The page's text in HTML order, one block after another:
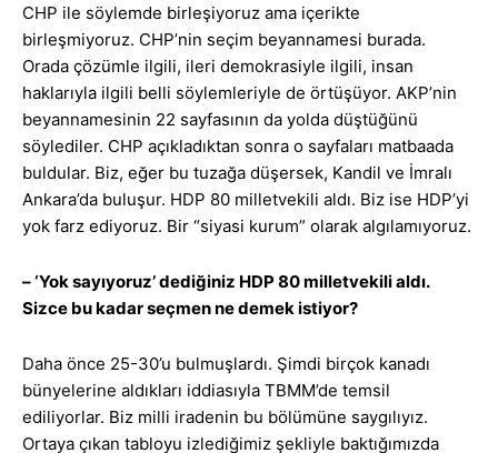
CHP ile söylemde birleşiyoruz ama içerikte
birleşmiyoruz. CHP’nin seçim beyannamesi burada.
Orada çözümle ilgili, ileri demokrasiyle ilgili, insan
haklarıyla ilgili belli söylemleriyle de örtüşüyor. AKP’nin
beyannamesinin 22 sayfasının da yolda düştüğünü
söylediler. CHP açıkladıktan sonra o sayfaları matbaada
buldular. Biz, eğer bu tuzağa düşersek, Kandil ve İmralı
Ankara’da buluşur. HDP 80 milletvekili aldı. Biz ise HDP’yi
yok farz ediyoruz. Bir “siyasi kurum” olarak algılamıyoruz.
– ‘Yok sayıyoruz’ dediğiniz HDP 80 milletvekili aldı.
Sizce bu kadar seçmen ne demek istiyor?
Daha önce 25-30’u bulmuşlardı. Şimdi birçok kanadı
bünyelerine aldıkları iddiasıyla TBMM’de temsil
ediliyorlar. Biz milli iradenin bu bölümüne saygılıyız.
Ortaya çıkan tabloyu izlediğimiz şekliyle baktığımızda